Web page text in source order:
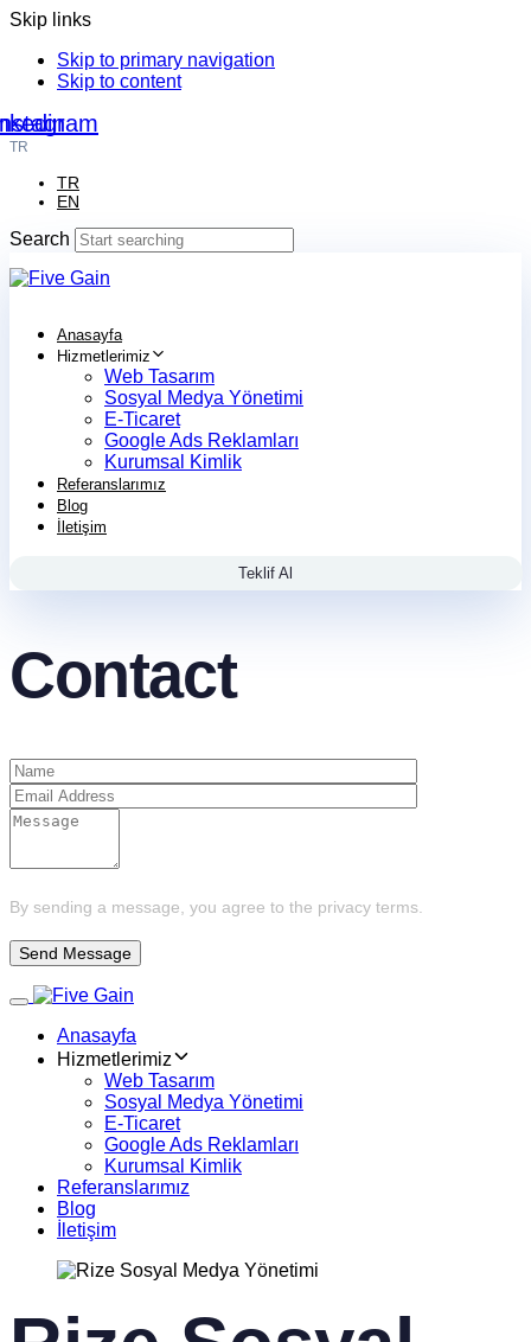
Skip links
Skip to primary navigation
Skip to content
TR
TR
EN
Search
Anasayfa
Hizmetlerimiz
Web Tasarım
Sosyal Medya Yönetimi
E-Ticaret
Google Ads Reklamları
Kurumsal Kimlik
Referanslarımız
Blog
İletişim
Teklif Al
Contact
By sending a message, you agree to the privacy terms.
Toggle navigation
Anasayfa
Hizmetlerimiz
Web Tasarım
Sosyal Medya Yönetimi
E-Ticaret
Google Ads Reklamları
Kurumsal Kimlik
Referanslarımız
Blog
İletişim